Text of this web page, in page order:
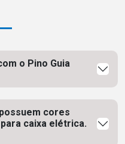
o Pino Guia
cores
caixa elétrica.